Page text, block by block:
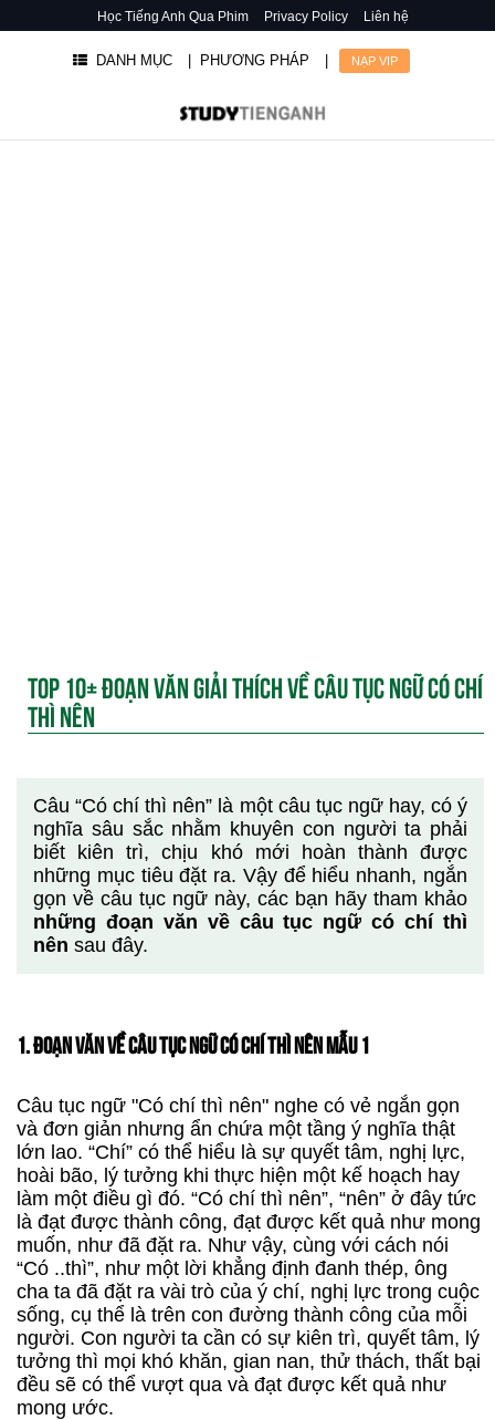
Học Tiếng Anh Qua Phim Privacy Policy Liên hệ
DANH MỤC | PHƯƠNG PHÁP NẠP VIP
TOP 10+ ĐOẠN VĂN GIẢI THÍCH VỀ CÂU TỤC NGỮ CÓ CHÍ
THÌ NÊN
Câu “Có chí thì nên” là một câu tục ngữ hay, có ý
nghĩa sâu sắc nhằm khuyên con người ta phải
biết kiên trì, chịu khó mới hoàn thành được
những mục tiêu đặt ra. Vậy để hiểu nhanh, ngắn
gọn về câu tục ngữ này, các bạn hãy tham khảo
những đoạn văn về câu tục ngữ có chí thì
nên sau đây.
1. ĐOẠN VĂN VỀ CÂU TỤC NGỮ CÓ CHÍ THÌ NÊN MẪU 1
Câu tục ngữ "Có chí thì nên" nghe có vẻ ngắn gọn
và đơn giản nhưng ẩn chứa một tầng ý nghĩa thật
lớn lao. “Chí” có thể hiểu là sự quyết tâm, nghị lực,
hoài bão, lý tưởng khi thực hiện một kế hoạch hay
làm một điều gì đó. “Có chí thì nên”, “nên” ở đây tức
là đạt được thành công, đạt được kết quả như mong
muốn, như đã đặt ra. Như vậy, cùng với cách nói
“Có ..thì”, như một lời khẳng định đanh thép, ông
cha ta đã đặt ra vài trò của ý chí, nghị lực trong cuộc
sống, cụ thể là trên con đường thành công của mỗi
người. Con người ta cần có sự kiên trì, quyết tâm, lý
tưởng thì mọi khó khăn, gian nan, thử thách, thất bại
đều sẽ có thể vượt qua và đạt được kết quả như
mong ước.